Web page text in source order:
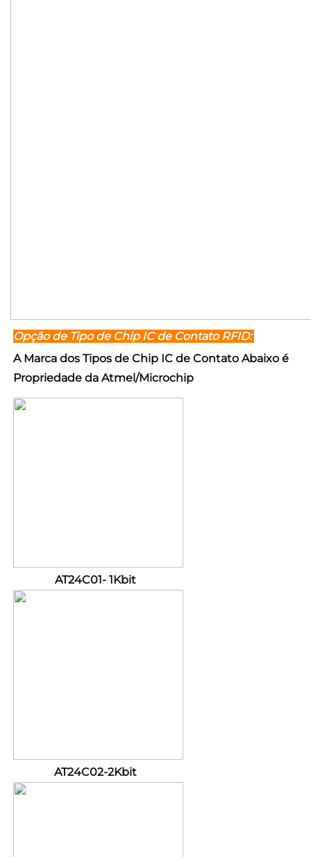
Opção de Tipo de Chip IC de Contato RFID:
A Marca dos Tipos de Chip IC de Contato Abaixo é
Propriedade da Atmel/Microchip
AT24C01- 1Kbit
AT24C02-2Kbit